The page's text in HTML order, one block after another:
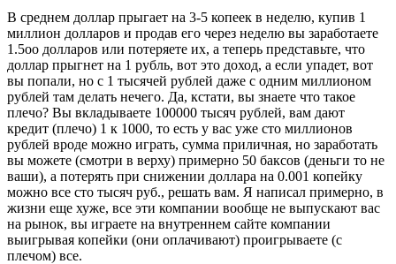
В среднем доллар прыгает на 3-5 копеек в неделю, купив 1
миллион долларов и продав его через неделю вы заработаете
1.5оо долларов или потеряете их, а теперь представьте, что
доллар прыгнет на 1 рубль, вот это доход, а если упадет, вот
вы попали, но с 1 тысячей рублей даже с одним миллионом
рублей там делать нечего. Да, кстати, вы знаете что такое
плечо? Вы вкладываете 100000 тысяч рублей, вам дают
кредит (плечо) 1 к 1000, то есть у вас уже сто миллионов
рублей вроде можно играть, сумма приличная, но заработать
вы можете (смотри в верху) примерно 50 баксов (деньги то не
ваши), а потерять при снижении доллара на 0.001 копейку
можно все сто тысяч руб., решать вам. Я написал примерно, в
жизни еще хуже, все эти компании вообще не выпускают вас
на рынок, вы играете на внутреннем сайте компании
выигрывая копейки (они оплачивают) проигрываете (с
плечом) все.